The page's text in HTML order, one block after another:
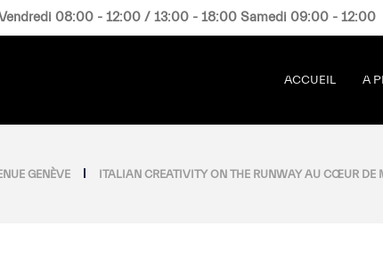
08:00 - 12:00 / 13:00 - 18:00 Samedi 09:00 - 12:00
ACCUEIL A
GENÈVE ITALIAN CREATIVITY ON THE RUNWAY AU CŒUR DE